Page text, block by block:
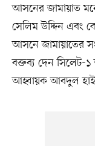
আসনের জামায়াত
সেলিম উদ্দিন এবং
আসনে জামায়াতের
বক্তব্য দেন সিলেট-১
আহ্বায়ক আবদুল হাই